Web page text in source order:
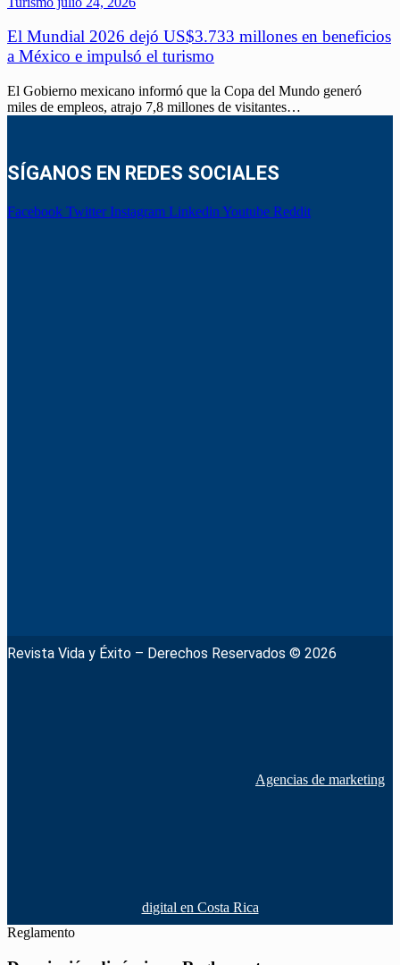
El Mundial 2026 dejó US$3.733 millones en beneficios
a México e impulsó el turismo
El Gobierno mexicano informó que la Copa del Mundo generó
miles de empleos, atrajo 7,8 millones de visitantes…
SÍGANOS EN REDES SOCIALES
Facebook Twitter Instagram Linkedin Youtube Reddit
Revista Vida y Éxito – Derechos Reservados © 2026
Agencias de marketing
digital en Costa Rica
Reglamento